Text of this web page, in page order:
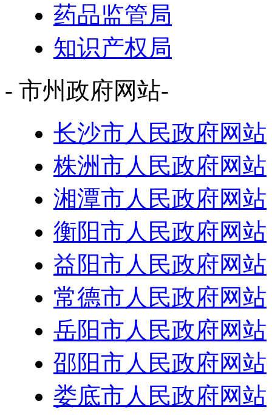
药品监管局
知识产权局
- 市州政府网站-
长沙市人民政府网站
株洲市人民政府网站
湘潭市人民政府网站
衡阳市人民政府网站
益阳市人民政府网站
常德市人民政府网站
岳阳市人民政府网站
邵阳市人民政府网站
娄底市人民政府网站